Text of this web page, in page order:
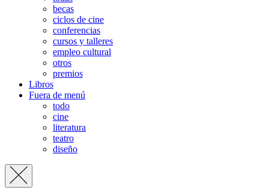
becas
ciclos de cine
conferencias
cursos y talleres
empleo cultural
otros
premios
Libros
Fuera de menú
todo
cine
literatura
teatro
diseño